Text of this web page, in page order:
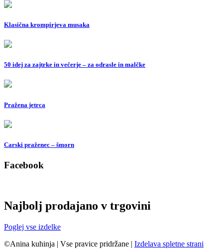
Klasična krompirjeva musaka
50 idej za zajtrke in večerje – za odrasle in malčke
Pražena jetrca
Carski praženec – šmorn
Facebook
Najbolj prodajano v trgovini
Poglej vse izdelke
©Anina kuhinja | Vse pravice pridržane | Izdelava spletne strani